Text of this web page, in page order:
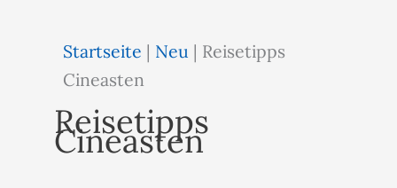
Startseite | Neu | Reisetipps
Cineasten
Reisetipps
Cineasten